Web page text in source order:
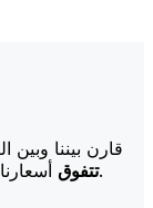
قارن بيننا وبين
تتفوقأسعارنا على البنوك الكبرى، مما يزيد من قيمة تحويلك.